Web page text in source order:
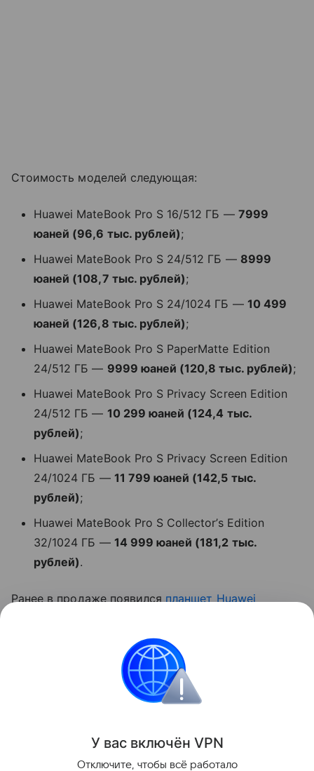
Стоимость моделей следующая:
Huawei MateBook Pro S 16/512 ГБ — 7999
юаней (96,6 тыс. рублей);
Huawei MateBook Pro S 24/512 ГБ — 8999
юаней (108,7 тыс. рублей);
Huawei MateBook Pro S 24/1024 ГБ — 10 499
юаней (126,8 тыс. рублей);
Huawei MateBook Pro S PaperMatte Edition
24/512 ГБ — 9999 юаней (120,8 тыс. рублей);
Huawei MateBook Pro S Privacy Screen Edition
24/512 ГБ — 10 299 юаней (124,4 тыс.
рублей);
Huawei MateBook Pro S Privacy Screen Edition
24/1024 ГБ — 11 799 юаней (142,5 тыс.
рублей);
Huawei MateBook Pro S Collector’s Edition
32/1024 ГБ — 14 999 юаней (181,2 тыс.
рублей).
Ранее в продаже появилсяпланшет Huawei
ноутбуки
Поделиться
У вас включён VPN
Отключите, чтобы всё работало